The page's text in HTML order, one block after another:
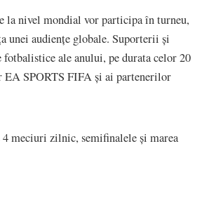
la nivel mondial vor participa în turneu,
unei audiențe globale. Suporterii și
ale anului, pe durata celor 20
SPORTS FIFA și ai partenerilor
meciuri zilnic, semifinalele și marea